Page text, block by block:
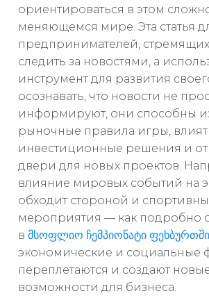
ориентироваться в этом
меняющемся мире. Эта статья
предпринимателей,
следить за новостями, а
инструмент для развития
осознавать, что новости не
информируют, они способны
рыночные правила игры,
инвестиционные решения и
двери для новых проектов.
влияние мировых событий на
обходит стороной и
мероприятия — как подробно
в მსოფლიო ჩემპიონატი ფეხბურთში
экономические и социальные
переплетаются и создают
возможности для бизнеса.